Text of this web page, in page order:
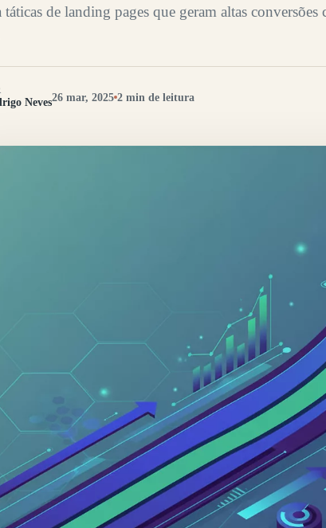
táticas de landing pages que geram altas
Neves26 mar, 2025 2 min de leitura